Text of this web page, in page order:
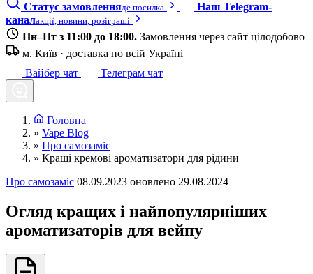
Статус замовленняде посилка
Наш Telegram-
каналакції, новини, розіграші
Пн–Пт з 11:00 до 18:00. Замовлення через сайт цілодобово
м. Київ · доставка по всій Україні
Вайбер чат
Телеграм чат
Головна
» Vape Blog
» Про самозаміс
» Кращі кремові ароматизатори для рідини
Про самозаміс 08.09.2023 оновлено 29.08.2024
Огляд кращих і найпопулярніших
ароматизаторів для вейпу